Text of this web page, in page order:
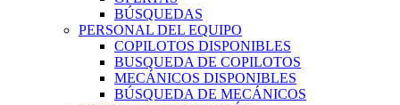
BÚSQUEDAS
PERSONAL DEL EQUIPO
COPILOTOS DISPONIBLES
BUSQUEDA DE COPILOTOS
MECÁNICOS DISPONIBLES
BÚSQUEDA DE MECÁNICOS